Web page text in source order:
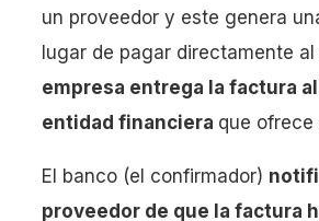
un proveedor y este genera
lugar de pagar directamente al
empresa entrega la factura
entidad financiera que ofrece
El banco (el confirmador)
proveedor de que la factura